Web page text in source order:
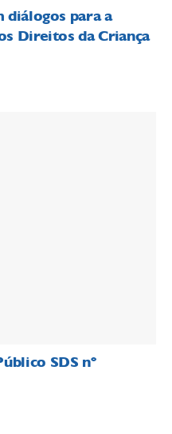
diálogos para a
Direitos da Criança
SDS nº